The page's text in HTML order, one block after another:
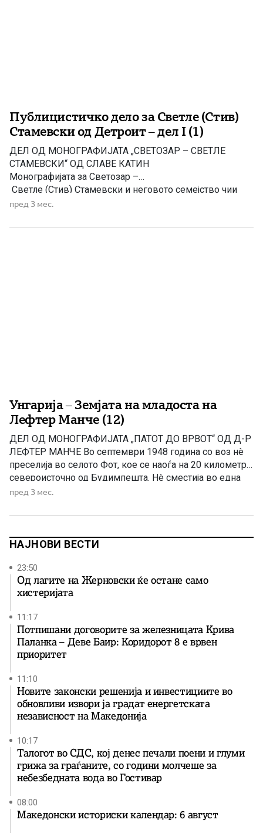
Публицистичко дело за Светле (Стив)
Стамевски од Детроит – дел I (1)
ДЕЛ ОД МОНОГРАФИЈАТА „СВЕТОЗАР – СВЕТЛЕ
СТАМЕВСКИ“ ОД СЛАВЕ КАТИН
Монографијата за Светозар –
Светле (Стив) Стамевски и неговото семејство чии
корени се во селото Одри, Тетовско, а втората
во метрополата Детроит, ја подготви за печат авторот
пред 3 мес.
Унгарија – Земјата на младоста на
Лефтер Манче (12)
ДЕЛ ОД МОНОГРАФИЈАТА „ПАТОТ ДО ВРВОТ“ OД Д-Р
ЛЕФТЕР МАНЧЕ Во септември 1948 година со воз нè
преселија во селото Фот, кое се наоѓа на 20 километри
североисточно од Будимпешта. Нè сместија во една
палата на еден кат, изградена во барокен стил. Пред
градина. Во мал стан на […]
пред 3 мес.
НАЈНОВИ ВЕСТИ
23:50
Од лагите на Жерновски ќе остане само
хистеријата
11:17
Потпишани договорите за железницата Крива
Паланка – Деве Баир: Коридорот 8 е врвен
приоритет
11:10
Новите законски решенија и инвестициите во
обновливи извори ја градат енергетската
независност на Македонија
10:17
Талогот во СДС, кој денес печали поени и глуми
грижа за граѓаните, со години молчеше за
небезбедната вода во Гостивар
08:00
Македонски историски календар: 6 август